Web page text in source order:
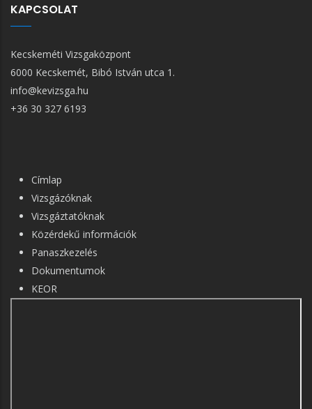
KAPCSOLAT
Kecskeméti Vizsgaközpont
6000 Kecskemét, Bibó István utca 1.
info@kevizsga.hu
+36 30 327 6193
FŐ
NAVIGÁCIÓ
Címlap
Vizsgázóknak
Vizsgáztatóknak
Közérdekű információk
Panaszkezelés
Dokumentumok
KEOR